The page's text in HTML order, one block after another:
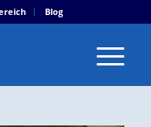
Blog